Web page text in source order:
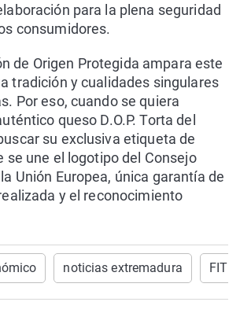
para la plena seguridad
consumidores.
de Origen Protegida ampara este
tradición y cualidades singulares
Por eso, cuando se quiera
queso D.O.P. Torta del
su exclusiva etiqueta de
se une el logotipo del Consejo
Unión Europea, única garantía de
y el reconocimiento
noticias extremadura